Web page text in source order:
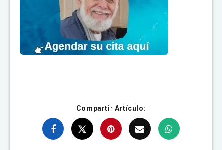
Compartir Artículo: